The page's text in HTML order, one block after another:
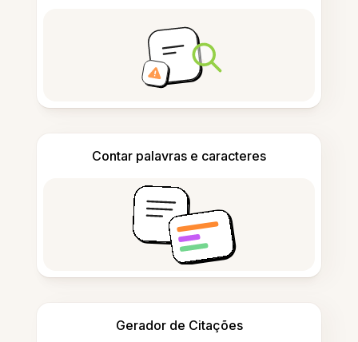
Contar palavras e caracteres
Gerador de Citações